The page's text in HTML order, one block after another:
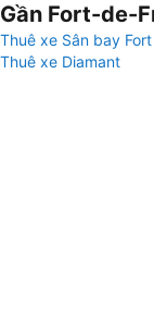
Gần Fort-
Thuê xe Sân bay
Thuê xe Diamant